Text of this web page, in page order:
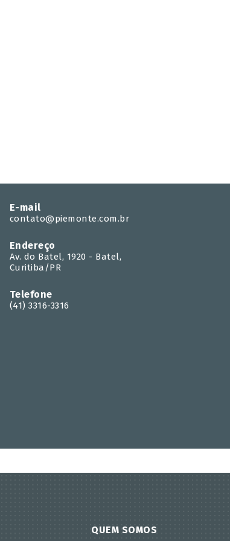
E-mail
contato@piemonte.com.br
Endereço
Av. do Batel, 1920 - Batel,
Curitiba/PR
Telefone
(41) 3316-3316
QUEM SOMOS